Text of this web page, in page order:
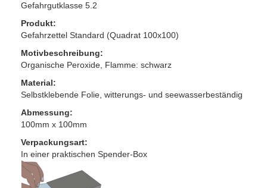
Gefahrgutklasse 5.2
Produkt:
Gefahrzettel Standard (Quadrat 100x100)
Motivbeschreibung:
Organische Peroxide, Flamme: schwarz
Material:
Selbstklebende Folie, witterungs- und seewasserbeständig
Abmessung:
100mm x 100mm
Verpackungsart:
In einer praktischen Spender-Box